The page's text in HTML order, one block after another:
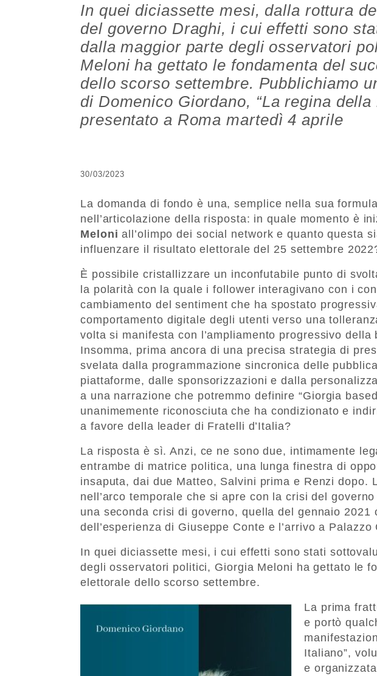
In quei diciassette mesi, dalla rottura
del governo Draghi, i cui effetti sono
dalla maggior parte degli osservatori
Meloni ha gettato le fondamenta del
dello scorso settembre. Pubblichiamo
di Domenico Giordano, “La regina della
presentato a Roma martedì 4 aprile
30/03/2023
La domanda di fondo è una, semplice nella sua
nell’articolazione della risposta: in quale momento è
Meloni all’olimpo dei social network e quanto questa
influenzare il risultato elettorale del 25 settembre
È possibile cristallizzare un inconfutabile punto di
la polarità con la quale i follower interagivano con i
cambiamento del sentiment che ha spostato
comportamento digitale degli utenti verso una
volta si manifesta con l’ampliamento progressivo della
Insomma, prima ancora di una precisa strategia di
svelata dalla programmazione sincronica delle
piattaforme, dalle sponsorizzazioni e dalla
a una narrazione che potremmo definire “Giorgia
unanimemente riconosciuta che ha condizionato e
a favore della leader di Fratelli d’Italia?
La risposta è sì. Anzi, ce ne sono due, intimamente
entrambe di matrice politica, una lunga finestra di
insaputa, dai due Matteo, Salvini prima e Renzi dopo.
nell’arco temporale che si apre con la crisi del
una seconda crisi di governo, quella del gennaio 2021
dell’esperienza di Giuseppe Conte e l’arrivo a
In quei diciassette mesi, i cui effetti sono stati
degli osservatori politici, Giorgia Meloni ha gettato le
elettorale dello scorso settembre.
La prima
e portò
Italiano”,
e